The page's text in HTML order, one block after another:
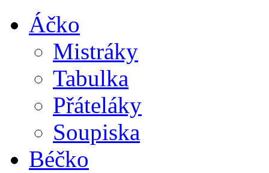
Áčko
Mistráky
Tabulka
Přáteláky
Soupiska
Béčko